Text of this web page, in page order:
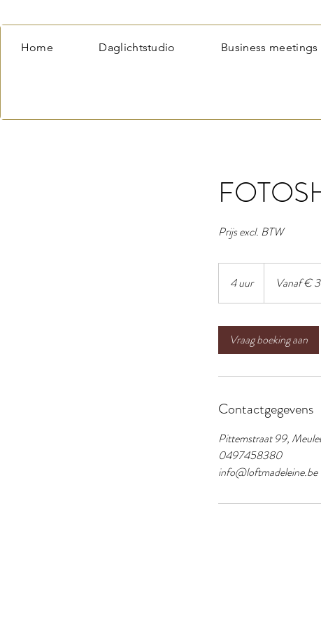
Home Daglichtstudio Business
Prijs excl. BTW
4 uur4
u
euroVanaf €
Vraag boeking aan
Contactgegevens
Pittemstraat 99,
0497458380
info@loftmadeleine.be